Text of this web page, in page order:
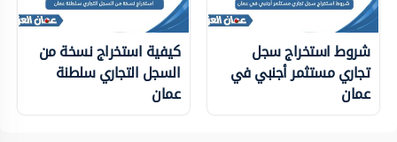
شروط استخراج سجل
تجاري مستثمر أجنبي في
عمان
كيفية استخراج نسخة من
السجل التجاري سلطنة
عمان